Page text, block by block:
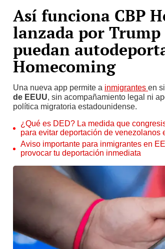
Así funciona CBP
lanzada por
puedan
Homecoming
Una nueva app permite a inmigrantes en
de EEUU, sin acompañamiento legal ni
política migratoria estadounidense.
¿Qué es DED? La medida que
para evitar deportación de venezolanos
Aviso importante para inmigrantes en
provocar tu deportación inmediata